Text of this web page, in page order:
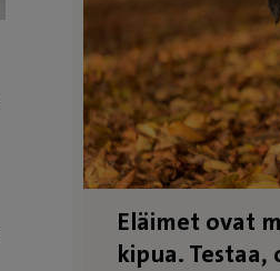
Eläimet ovat
kipua.